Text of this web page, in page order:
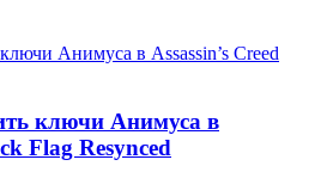
ключи Анимуса в
Flag Resynced